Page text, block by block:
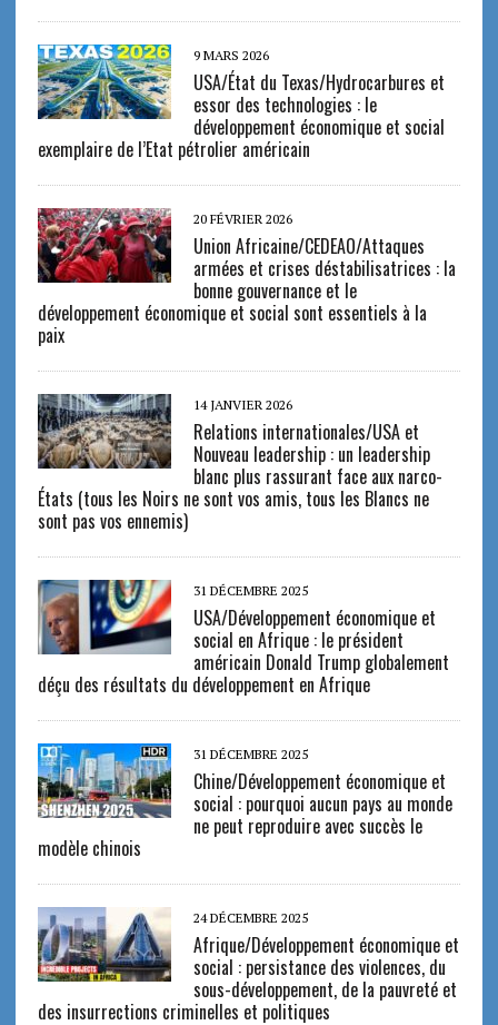
9 MARS 2026
USA/État du Texas/Hydrocarbures et
essor des technologies : le
développement économique et social
exemplaire de l’Etat pétrolier américain
20 FÉVRIER 2026
Union Africaine/CEDEAO/Attaques
armées et crises déstabilisatrices : la
bonne gouvernance et le
développement économique et social sont essentiels à la
paix
14 JANVIER 2026
Relations internationales/USA et
Nouveau leadership : un leadership
blanc plus rassurant face aux narco-
États (tous les Noirs ne sont vos amis, tous les Blancs ne
sont pas vos ennemis)
31 DÉCEMBRE 2025
USA/Développement économique et
social en Afrique : le président
américain Donald Trump globalement
déçu des résultats du développement en Afrique
31 DÉCEMBRE 2025
Chine/Développement économique et
social : pourquoi aucun pays au monde
ne peut reproduire avec succès le
modèle chinois
24 DÉCEMBRE 2025
Afrique/Développement économique et
social : persistance des violences, du
sous-développement, de la pauvreté et
des insurrections criminelles et politiques